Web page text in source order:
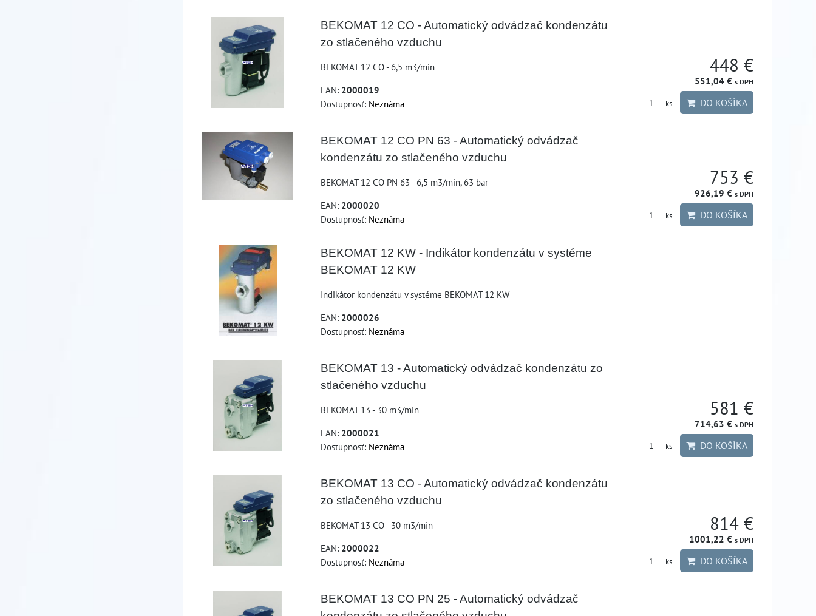
BEKOMAT 12 CO - Automatický odvádzač kondenzátu
zo stlačeného vzduchu
BEKOMAT 12 CO - 6,5 m3/min
EAN: 2000019
Dostupnosť: Neznáma
448 €
551,04 € s DPH
ks DO KOŠÍKA
BEKOMAT 12 CO PN 63 - Automatický odvádzač
kondenzátu zo stlačeného vzduchu
BEKOMAT 12 CO PN 63 - 6,5 m3/min, 63 bar
EAN: 2000020
Dostupnosť: Neznáma
753 €
926,19 € s DPH
ks DO KOŠÍKA
BEKOMAT 12 KW - Indikátor kondenzátu v systéme
BEKOMAT 12 KW
Indikátor kondenzátu v systéme BEKOMAT 12 KW
EAN: 2000026
Dostupnosť: Neznáma
BEKOMAT 13 - Automatický odvádzač kondenzátu zo
stlačeného vzduchu
BEKOMAT 13 - 30 m3/min
EAN: 2000021
Dostupnosť: Neznáma
581 €
714,63 € s DPH
ks DO KOŠÍKA
BEKOMAT 13 CO - Automatický odvádzač kondenzátu
zo stlačeného vzduchu
BEKOMAT 13 CO - 30 m3/min
EAN: 2000022
Dostupnosť: Neznáma
814 €
1001,22 € s DPH
ks DO KOŠÍKA
BEKOMAT 13 CO PN 25 - Automatický odvádzač